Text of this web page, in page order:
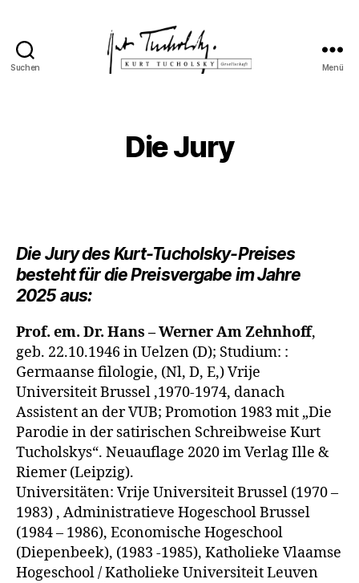
Suchen Menü
Die Jury
Die Jury des Kurt-Tucholsky-Preises
besteht für die Preisvergabe im Jahre
2025 aus:
Prof. em. Dr. Hans – Werner Am Zehnhoff,
geb. 22.10.1946 in Uelzen (D); Studium: :
Germaanse filologie, (Nl, D, E,) Vrije
Universiteit Brussel ,1970-1974, danach
Assistent an der VUB; Promotion 1983 mit „Die
Parodie in der satirischen Schreibweise Kurt
Tucholskys“. Neuauflage 2020 im Verlag Ille &
Riemer (Leipzig).
Universitäten: Vrije Universiteit Brussel (1970 –
1983) , Administratieve Hogeschool Brussel
(1984 – 1986), Economische Hogeschool
(Diepenbeek), (1983 -1985), Katholieke Vlaamse
Hogeschool / Katholieke Universiteit Leuven